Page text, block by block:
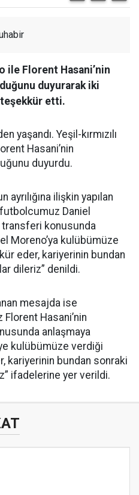
ile Florent Hasani’nin
duyurarak iki
etti.
yaşandı. Yeşil-kırmızılı
Hasani’nin
duyurdu.
ayrılığına ilişkin yapılan
Daniel
transferi konusunda
Moreno’ya kulübümüze
eder, kariyerinin bundan
dileriz” denildi.
mesajda ise
Hasani’nin
anlaşmaya
kulübümüze verdiği
kariyerinin bundan sonraki
ifadelerine yer verildi.